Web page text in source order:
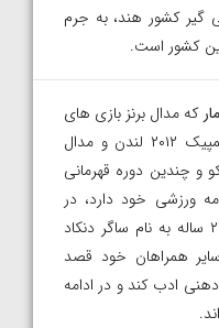
کشور هند، به جرم
کشور است.
که مدال برنز بازی های
المپیک ۲۰۰۸ پکن و مدال نقره المپیک ۲۰۱۲ لندن و مدال
های جهانی ۲۰۱۰ مسکو و چندین دوره قهرمانی
ورزشی خود دارد، در
درگیری با یک کشتی گیر جوان ۲۳ ساله به نام ساگر دنکاد
همراهان خود قصد
ادب کند و در ادامه